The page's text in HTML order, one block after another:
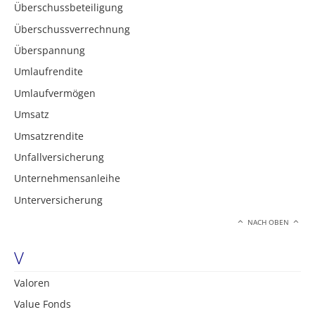
Überschussbeteiligung
Überschussverrechnung
Überspannung
Umlaufrendite
Umlaufvermögen
Umsatz
Umsatzrendite
Unfallversicherung
Unternehmensanleihe
Unterversicherung
NACH OBEN
V
Valoren
Value Fonds